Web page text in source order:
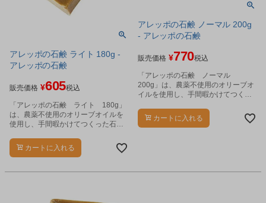
アレッポの石鹸 ライト 180g -
アレッポの石鹸
販売価格 ¥605税込
「アレッポの石鹸 ライト 180g」
は、農薬不使用のオリーブオイルを
使用し、手間暇かけてつくった石け
カートに入れる
アレッポの石鹸 ノーマル 200g
- アレッポの石鹸
販売価格 ¥770税込
「アレッポの石鹸 ノーマル
200g」は、農薬不使用のオリーブオ
イルを使用し、手間暇かけてつくっ
カートに入れる